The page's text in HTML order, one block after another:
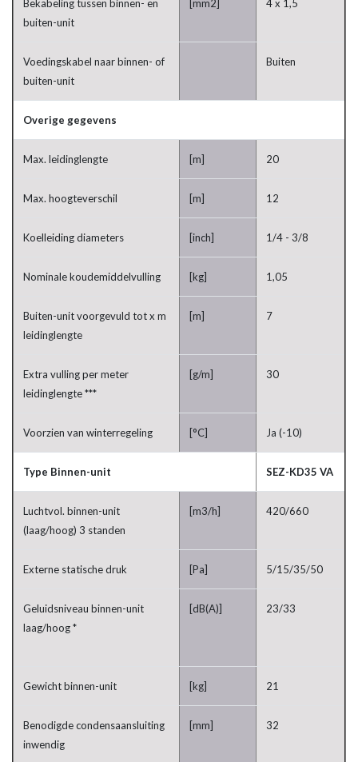
Bekabeling tussen binnen- en
buiten-unit
[mm2] 4 x 1,5
Voedingskabel naar binnen- of
buiten-unit
Buiten
Overige gegevens
Max. leidinglengte [m] 20
Max. hoogteverschil [m] 12
Koelleiding diameters [inch] 1/4 - 3/8
Nominale koudemiddelvulling [kg] 1,05
Buiten-unit voorgevuld tot x m
leidinglengte
[m] 7
Extra vulling per meter
leidinglengte ***
[g/m] 30
Voorzien van winterregeling [°C] Ja (-10)
Type Binnen-unit SEZ-KD35 VA
Luchtvol. binnen-unit
(laag/hoog) 3 standen
[m3/h] 420/660
Externe statische druk [Pa] 5/15/35/50
Geluidsniveau binnen-unit
laag/hoog *
[dB(A)] 23/33
Gewicht binnen-unit [kg] 21
Benodigde condensaansluiting
inwendig
[mm] 32